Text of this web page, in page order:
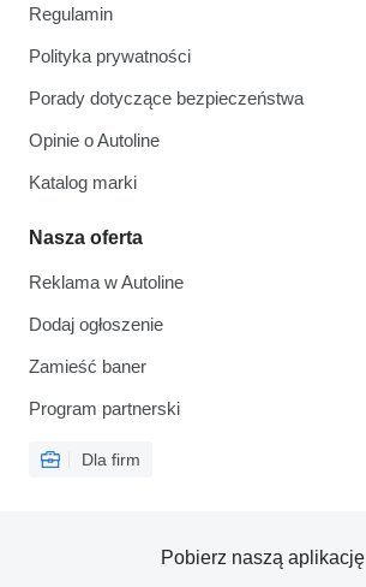
Regulamin
Polityka prywatności
Porady dotyczące bezpieczeństwa
Opinie o Autoline
Katalog marki
Nasza oferta
Reklama w Autoline
Dodaj ogłoszenie
Zamieść baner
Program partnerski
Dla firm
Pobierz naszą aplikację